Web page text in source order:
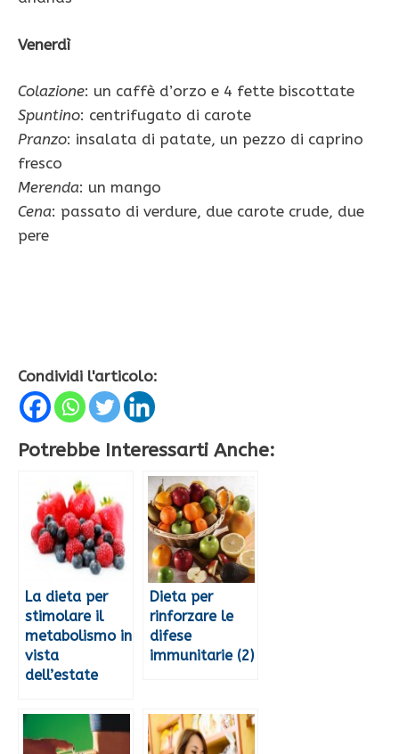
Venerdì
Colazione: un caffè d’orzo e 4 fette biscottate
Spuntino: centrifugato di carote
Pranzo: insalata di patate, un pezzo di caprino
fresco
Merenda: un mango
Cena: passato di verdure, due carote crude, due
pere
Condividi l'articolo:
Potrebbe Interessarti Anche:
La dieta per
stimolare il
metabolismo in
vista
dell’estate
Dieta per
rinforzare le
difese
immunitarie (2)